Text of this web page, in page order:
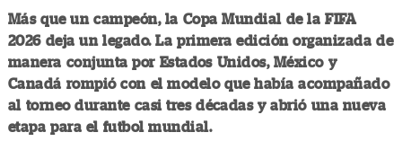
Más que un campeón, la Copa Mundial de la FIFA
2026 deja un legado. La primera edición organizada de
manera conjunta por Estados Unidos, México y
Canadá rompió con el modelo que había acompañado
al torneo durante casi tres décadas y abrió una nueva
etapa para el futbol mundial.